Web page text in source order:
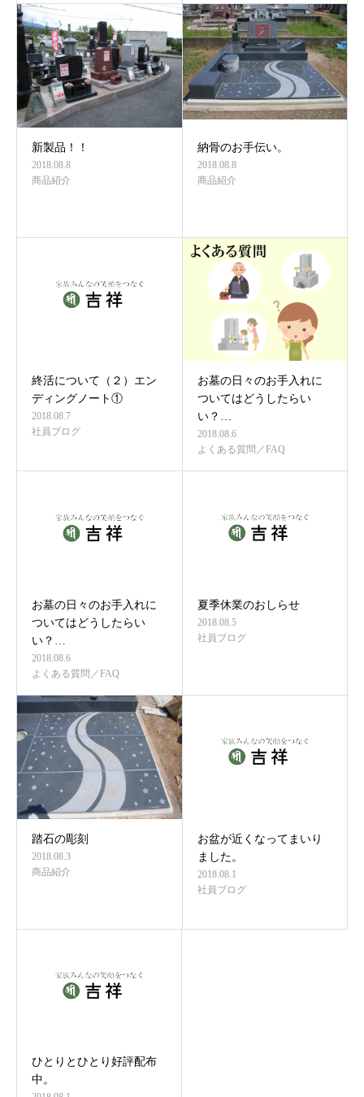
新製品！！
2018.08.8
商品紹介
納骨のお手伝い。
2018.08.8
商品紹介
終活について（２）エン
ディングノート①
2018.08.7
社員ブログ
お墓の日々のお手入れに
ついてはどうしたらい
い？…
2018.08.6
よくある質問／FAQ
お墓の日々のお手入れに
ついてはどうしたらい
い？…
2018.08.6
よくある質問／FAQ
夏季休業のおしらせ
2018.08.5
社員ブログ
踏石の彫刻
2018.08.3
商品紹介
お盆が近くなってまいり
ました。
2018.08.1
社員ブログ
ひとりとひとり好評配布
中。